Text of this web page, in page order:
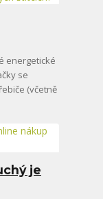
energetické
se
(včetně
je